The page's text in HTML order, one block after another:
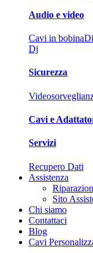
Audio e video
Cavi in bobina
Dj
Sicurezza
Cavi e
Servizi
Recupero Dati
Assistenza
Sito
Chi siamo
Contattaci
Blog
Cavi